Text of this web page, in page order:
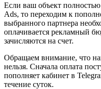
Если ваш объект полностью
Ads, то переходим к
выбранного партнера
оплачивается рекламный
зачисляются на счет.
Обращаем внимание, что
нельзя. Сначала оплата
пополняет кабинет в
течение суток.